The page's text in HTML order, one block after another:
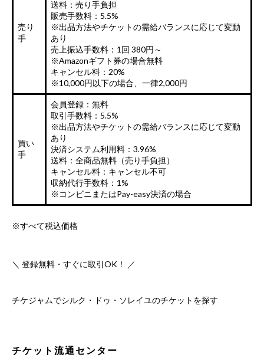
売り
手
送料：売り手負担
販売手数料：5.5%
※出品方法やチケットの需給バランスに応じて変動
あり
売上振込手数料：1回 380円～
※Amazonギフト券の場合無料
キャンセル料：20%
※10,000円以下の場合、一律2,000円
買い
手
会員登録：無料
取引手数料：5.5%
※出品方法やチケットの需給バランスに応じて変動
あり
決済システム利用料：3.96%
送料：全商品無料（売り手負担）
キャンセル料：キャンセル不可
収納代行手数料：1%
※コンビニまたはPay-easy決済の場合
※すべて税込価格
＼ 登録無料・すぐに取引OK！ ／
チケジャムでシルク・ドゥ・ソレイユのチケットを探す
チケット流通センター